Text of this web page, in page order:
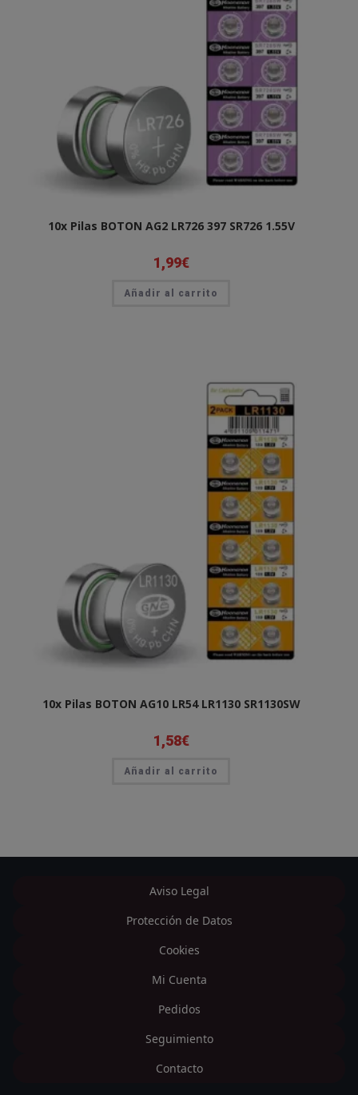
10x Pilas BOTON AG2 LR726 397 SR726 1.55V
1,99€
Añadir al carrito
10x Pilas BOTON AG10 LR54 LR1130 SR1130SW
1,58€
Añadir al carrito
Aviso Legal
Protección de Datos
Cookies
Mi Cuenta
Pedidos
Seguimiento
Contacto